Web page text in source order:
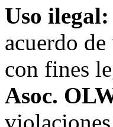
Uso ilegal:
acuerdo
con fines
Asoc.